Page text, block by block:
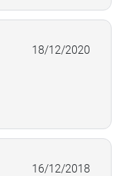
18/12/2020
16/12/2018